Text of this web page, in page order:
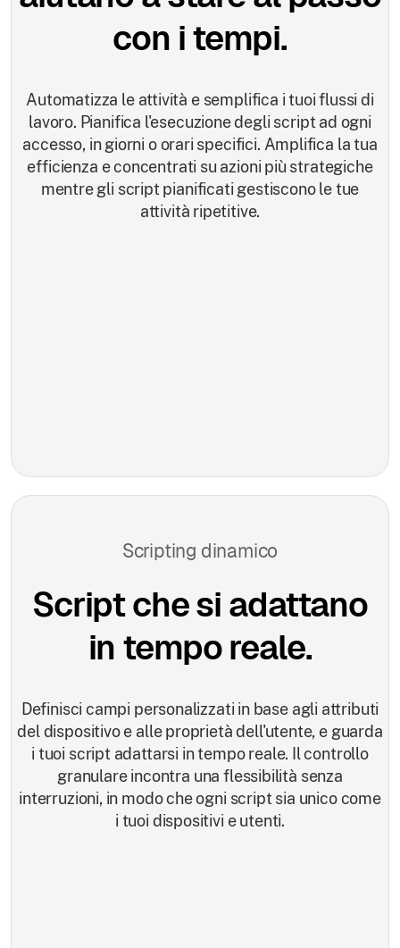
con i tempi.
Automatizza le attività e semplifica i tuoi flussi di
lavoro. Pianifica l'esecuzione degli script ad ogni
accesso, in giorni o orari specifici. Amplifica la tua
efficienza e concentrati su azioni più strategiche
mentre gli script pianificati gestiscono le tue
attività ripetitive.
Scripting dinamico
Script che si adattano
in tempo reale.
Definisci campi personalizzati in base agli attributi
del dispositivo e alle proprietà dell'utente, e guarda
i tuoi script adattarsi in tempo reale. Il controllo
granulare incontra una flessibilità senza
interruzioni, in modo che ogni script sia unico come
i tuoi dispositivi e utenti.